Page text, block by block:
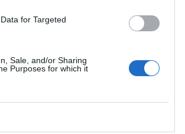
for Targeted
Sale, and/or Sharing
Purposes for which it
τη βόρεια Κρήτη τους 30 με 33
βαθμούς Κελσίου.